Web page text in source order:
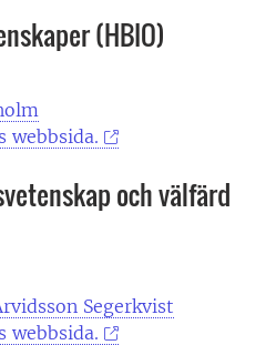
(HBIO)
webbsida.
och välfärd
Segerkvist
webbsida.